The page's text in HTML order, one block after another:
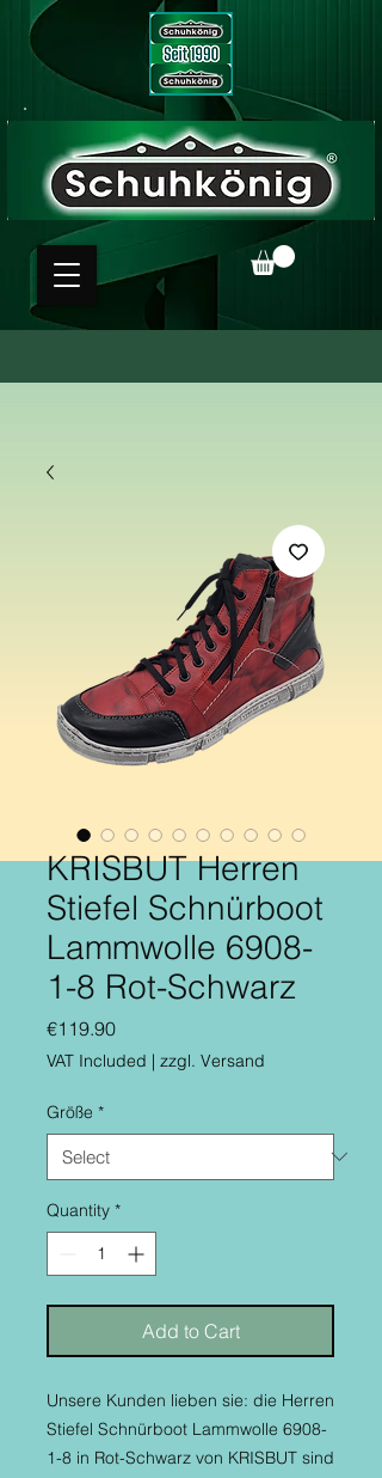
KRISBUT Herren
Stiefel Schnürboot
Lammwolle 6908-
1-8 Rot-Schwarz
€119.90Price
VAT Included | zzgl. Versand
Größe *
Quantity *
Add to Cart
Unsere Kunden lieben sie: die Herren
Stiefel Schnürboot Lammwolle 6908-
1-8 in Rot-Schwarz von KRISBUT sind